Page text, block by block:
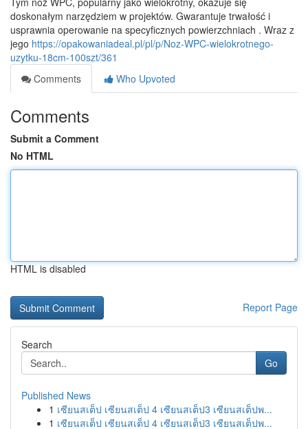
doskonałym narzędziem w projektów. Gwarantuje trwałość i
usprawnia operowanie na specyficznych powierzchniach . Wraz z
jego https://opakowaniadeal.pl/pl/p/Noz-WPC-wielokrotnego-
uzytku-18cm-100szt/361
Comments
Who Upvoted
Comments
Submit a Comment
No HTML
HTML is disabled
Report Page
Search
Go
Published News
1 เซียนสเต็ป เซียนสเต็ป 4 เซียนสเต็ป3 เซียนสเต็ปพ...
1 เซียนสเต็ป เซียนสเต็ป 4 เซียนสเต็ป3 เซียนสเต็ปพ...